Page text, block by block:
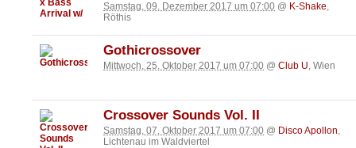
Samstag, 09. Dezember 2017 um 07:00 @ K-Shake,
Röthis
Gothicrossover
Mittwoch, 25. Oktober 2017 um 07:00 @ Club U , Wien
Crossover Sounds Vol. II
Samstag, 07. Oktober 2017 um 07:00 @ Disco Apollon
Lichtenau im Waldviertel